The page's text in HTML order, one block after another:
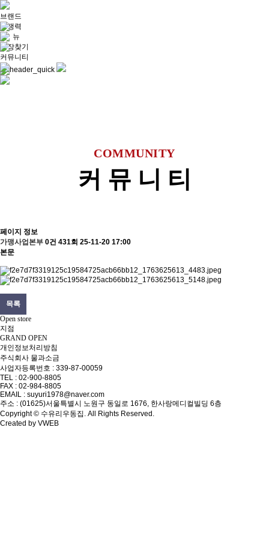
브랜드
경쟁력
메 뉴
매장찾기
커뮤니티
COMMUNITY
커 뮤 니 티
페이지 정보
가맹사업본부 0건 431회 25-11-20 17:00
본문
목록
Open store
지점
GRAND OPEN
개인정보처리방침
주식회사 물과소금
사업자등록번호 : 339-87-00059
TEL : 02-900-8805
FAX : 02-984-8805
EMAIL : suyuri1978@naver.com
주소 : (01625)서울특별시 노원구 동일로 1676, 한사랑메디컬빌딩 6층
Copyright © 수유리우동집. All Rights Reserved.
Created by VWEB